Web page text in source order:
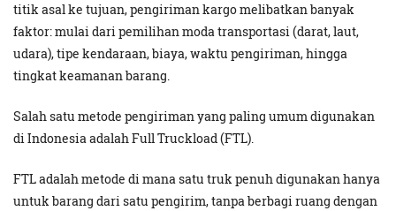
titik asal ke tujuan, pengiriman kargo melibatkan banyak
faktor: mulai dari pemilihan moda transportasi (darat, laut,
udara), tipe kendaraan, biaya, waktu pengiriman, hingga
tingkat keamanan barang.
Salah satu metode pengiriman yang paling umum digunakan
di Indonesia adalah Full Truckload (FTL).
FTL adalah metode di mana satu truk penuh digunakan hanya
untuk barang dari satu pengirim, tanpa berbagi ruang dengan